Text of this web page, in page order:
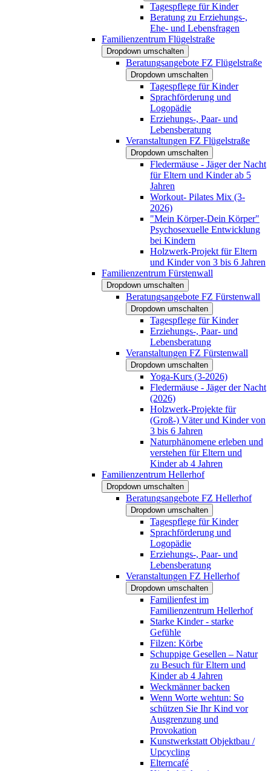
Tagespflege für Kinder
Beratung zu Erziehungs-,
Ehe- und Lebensfragen
Familienzentrum Flügelstraße
Dropdown umschalten
Beratungsangebote FZ Flügelstraße
Dropdown umschalten
Tagespflege für Kinder
Sprachförderung und
Logopädie
Erziehungs-, Paar- und
Lebensberatung
Veranstaltungen FZ Flügelstraße
Dropdown umschalten
Fledermäuse - Jäger der Nacht
für Eltern und Kinder ab 5
Jahren
Workout- Pilates Mix (3-
2026)
"Mein Körper-Dein Körper"
Psychosexuelle Entwicklung
bei Kindern
Holzwerk-Projekt für Eltern
und Kinder von 3 bis 6 Jahren
Familienzentrum Fürstenwall
Dropdown umschalten
Beratungsangebote FZ Fürstenwall
Dropdown umschalten
Tagespflege für Kinder
Erziehungs-, Paar- und
Lebensberatung
Veranstaltungen FZ Fürstenwall
Dropdown umschalten
Yoga-Kurs (3-2026)
Fledermäuse - Jäger der Nacht
(2026)
Holzwerk-Projekte für
(Groß-) Väter und Kinder von
3 bis 6 Jahren
Naturphänomene erleben und
verstehen für Eltern und
Kinder ab 4 Jahren
Familienzentrum Hellerhof
Dropdown umschalten
Beratungsangebote FZ Hellerhof
Dropdown umschalten
Tagespflege für Kinder
Sprachförderung und
Logopädie
Erziehungs-, Paar- und
Lebensberatung
Veranstaltungen FZ Hellerhof
Dropdown umschalten
Familienfest im
Familienzentrum Hellerhof
Starke Kinder - starke
Gefühle
Filzen: Körbe
Schuppige Gesellen – Natur
zu Besuch für Eltern und
Kinder ab 4 Jahren
Weckmänner backen
Wenn Worte wehtun: So
schützen Sie Ihr Kind vor
Ausgrenzung und
Provokation
Kunstwerkstatt Objektbau /
Upcycling
Elterncafé